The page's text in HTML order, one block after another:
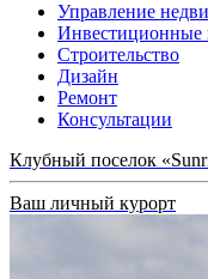
Управление
Инвестиционные
Строительство
Дизайн
Ремонт
Консультации
Клубный поселок
Ваш личный курорт